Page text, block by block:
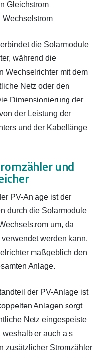
Gleichstrom
Wechselstrom
die Solarmodule
während die
Wechselrichter mit dem
Netz oder den
Dimensionierung der
der Leistung der
und der Kabellänge
und
PV-Anlage ist der
durch die Solarmodule
um, da
werden kann.
maßgeblich den
Anlage.
der PV-Anlage ist
Anlagen sorgt
Netz eingespeiste
weshalb er auch als
zusätzlicher Stromzähler